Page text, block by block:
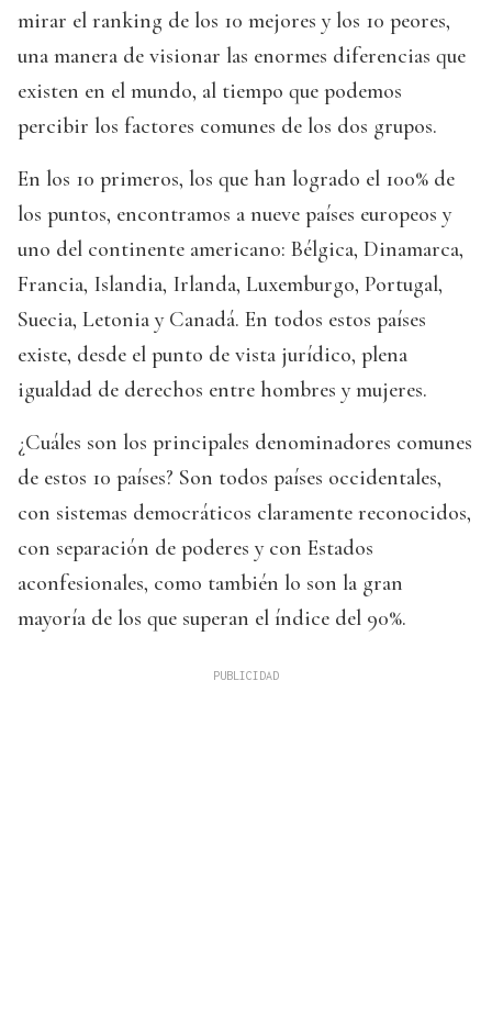
mirar el ranking de los 10 mejores y los 10 peores,
una manera de visionar las enormes diferencias que
existen en el mundo, al tiempo que podemos
percibir los factores comunes de los dos grupos.
En los 10 primeros, los que han logrado el 100% de
los puntos, encontramos a nueve países europeos y
uno del continente americano: Bélgica, Dinamarca,
Francia, Islandia, Irlanda, Luxemburgo, Portugal,
Suecia, Letonia y Canadá. En todos estos países
existe, desde el punto de vista jurídico, plena
igualdad de derechos entre hombres y mujeres.
¿Cuáles son los principales denominadores comunes
de estos 10 países? Son todos países occidentales,
con sistemas democráticos claramente reconocidos,
con separación de poderes y con Estados
aconfesionales, como también lo son la gran
mayoría de los que superan el índice del 90%.